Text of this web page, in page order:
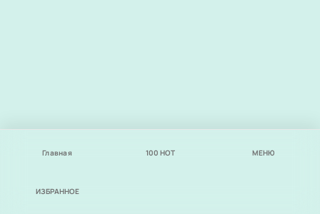
Главная 100 НОТ МЕНЮ
ИЗБРАННОЕ